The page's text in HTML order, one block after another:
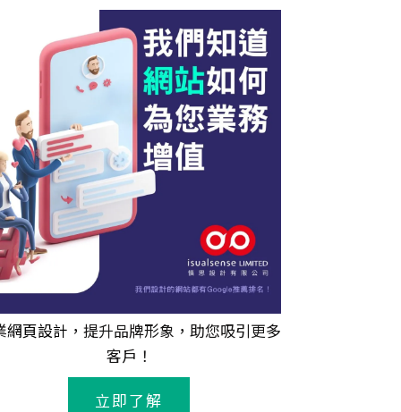
網頁設計 ，提升品牌形象，助您吸引更多
客戶！
立即了解